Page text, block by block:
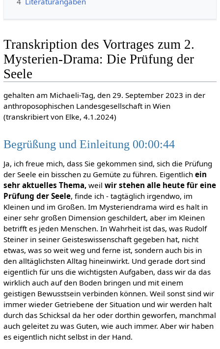
Transkription des Vortrages zum 2.
Mysterien-Drama: Die Prüfung der
Seele
gehalten am Michaeli-Tag, den 29. September 2023 in der
anthroposophischen Landesgesellschaft in Wien
(transkribiert von Elke, 4.1.2024)
Begrüßung und Einleitung 00:00:44
Ja, ich freue mich, dass Sie gekommen sind, sich die Prüfung
der Seele ein bisschen zu Gemüte zu führen. Eigentlich ein
sehr aktuelles Thema,weil wir stehen alle heute für eine
Prüfung der Seele, finde ich - tagtäglich irgendwo, im
Kleinen und im Großen. Im Mysteriendrama wird es halt in
einer sehr großen Dimension geschildert, aber im Kleinen
betrifft es jeden Menschen. In Wahrheit ist das, was Rudolf
Steiner in seiner Geisteswissenschaft gegeben hat, nicht
etwas, was so weit weg und ferne ist, sondern auch bis in
den alltäglichsten Alltag hineinwirkt. Und gerade dort sind
eigentlich für uns die wichtigsten Aufgaben, dass wir da das
wirklich auch auf den Boden bringen und mit einem
geistigen Bewusstsein verbinden können. Weil sonst sind wir
immer wieder Getriebene der Situation und wir werden halt
durch das Schicksal da her oder dorthin geworfen, manchmal
auch geleitet zu was Guten, wie auch immer. Aber wir haben
es eigentlich nicht selbst in der Hand.